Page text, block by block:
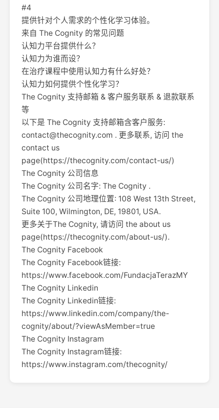
#4
提供针对个人需求的个性化学习体验。
来自 The Cognity 的常见问题
认知力平台提供什么？
认知力为谁而设？
在治疗课程中使用认知力有什么好处？
认知力如何提供个性化学习？
The Cognity 支持邮箱 & 客户服务联系 & 退款联系
等
以下是 The Cognity 支持邮箱含客户服务:
contact@thecognity.com . 更多联系, 访问 the
contact us
page(https://thecognity.com/contact-us/)
The Cognity 公司信息
The Cognity 公司名字: The Cognity .
The Cognity 公司地理位置: 108 West 13th Street,
Suite 100, Wilmington, DE, 19801, USA.
更多关于The Cognity, 请访问 the about us
page(https://thecognity.com/about-us/).
The Cognity Facebook
The Cognity Facebook链接:
https://www.facebook.com/FundacjaTerazMY
The Cognity Linkedin
The Cognity Linkedin链接:
https://www.linkedin.com/company/the-
cognity/about/?viewAsMember=true
The Cognity Instagram
The Cognity Instagram链接:
https://www.instagram.com/thecognity/